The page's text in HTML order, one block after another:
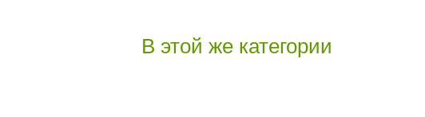
В этой же категории